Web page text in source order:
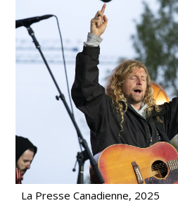
La Presse Canadienne, 2025